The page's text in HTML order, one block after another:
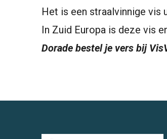
Het is een straalvinnige vis
In Zuid Europa is deze vis
Dorade bestel je vers bij